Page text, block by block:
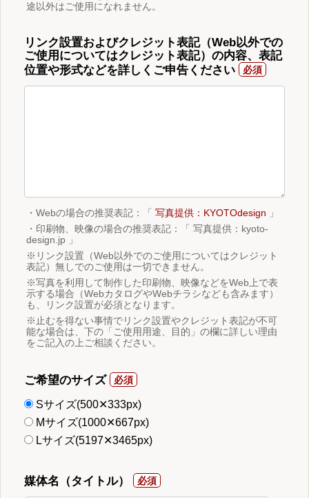
途以外はご使用になれません。
リンク設置およびクレジット表記（Web以外での
ご使用についてはクレジット表記）の内容、表記
位置や形式などを詳しくご申告ください
・Webの場合の推奨表記：「 写真提供：KYOTOdesign 」
・印刷物、映像の場合の推奨表記：「 写真提供：kyoto-
design.jp 」
※リンク設置（Web以外でのご使用についてはクレジット
表記）無しでのご使用は一切できません。
※写真を利用して制作した印刷物、映像などをWeb上で表
示する場合（WebカタログやWebチラシなども含みます）
も、リンク設置が必須となります。
※止むを得ない事情でリンク設置やクレジット表記が不可
能な場合は、下の「ご使用用途、目的」の欄に詳しい理由
をご記入の上ご相談ください。
ご希望のサイズ
Sサイズ(500✕333px)
Mサイズ(1000✕667px)
Lサイズ(5197✕3465px)
媒体名（タイトル）